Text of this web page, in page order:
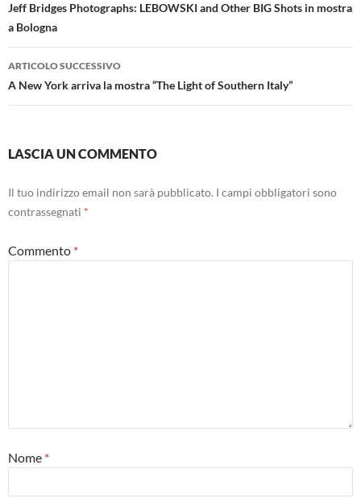
articolo
Jeff Bridges Photographs: LEBOWSKI and Other BIG Shots in mostra
a Bologna
ARTICOLO SUCCESSIVO
A New York arriva la mostra “The Light of Southern Italy”
LASCIA UN COMMENTO
Il tuo indirizzo email non sarà pubblicato. I campi obbligatori sono
contrassegnati *
Commento *
Nome *